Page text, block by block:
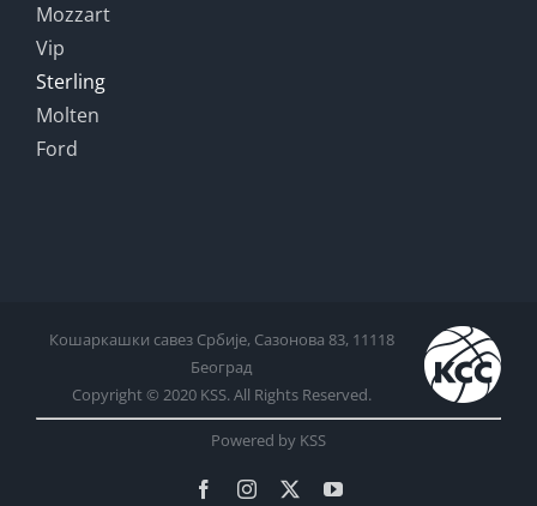
Mozzart
Vip
Sterling
Molten
Ford
Кошаркашки савез Србије, Сазонова 83, 11118
Београд
Copyright © 2020 KSS. All Rights Reserved.
Powered by KSS
FacebookInstagram YouTube